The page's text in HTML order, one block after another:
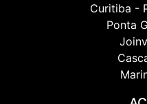
Curitiba -
Ponta